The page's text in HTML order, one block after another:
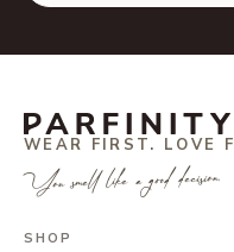
WEAR FIRST. LOVE
You smell like a good decision.
SHOP